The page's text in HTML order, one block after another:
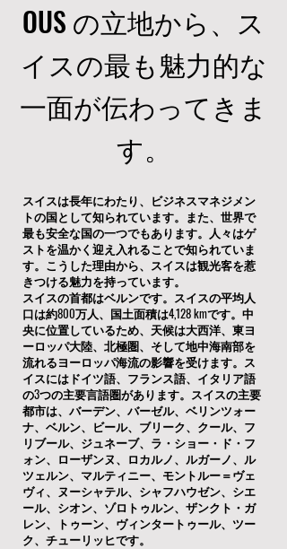
OUS の立地から、ス
イスの最も魅力的な
一面が伝わってきま
す。
スイスは長年にわたり、ビジネスマネジメン
トの国として知られています。また、世界で
最も安全な国の一つでもあります。人々はゲ
ストを温かく迎え入れることで知られていま
す。こうした理由から、スイスは観光客を惹
きつける魅力を持っています。
スイスの首都はベルンです。スイスの平均人
口は約800万人、国土面積は4,128 kmです。中
央に位置しているため、天候は大西洋、東ヨ
ーロッパ大陸、北極圏、そして地中海南部を
流れるヨーロッパ海流の影響を受けます。ス
イスにはドイツ語、フランス語、イタリア語
の3つの主要言語圏があります。スイスの主要
都市は、バーデン、バーゼル、ベリンツォー
ナ、ベルン、ビール、ブリーク、クール、フ
リブール、ジュネーブ、ラ・ショー・ド・フ
ォン、ローザンヌ、ロカルノ、ルガーノ、ル
ツェルン、マルティニー、モントルー＝ヴェ
ヴィ、ヌーシャテル、シャフハウゼン、シエ
ール、シオン、ゾロトゥルン、ザンクト・ガ
レン、トゥーン、ヴィンタートゥール、ツー
ク、チューリッヒです。